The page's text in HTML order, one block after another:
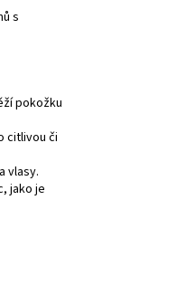
s
pokožku
citlivou či
vlasy.
jako je